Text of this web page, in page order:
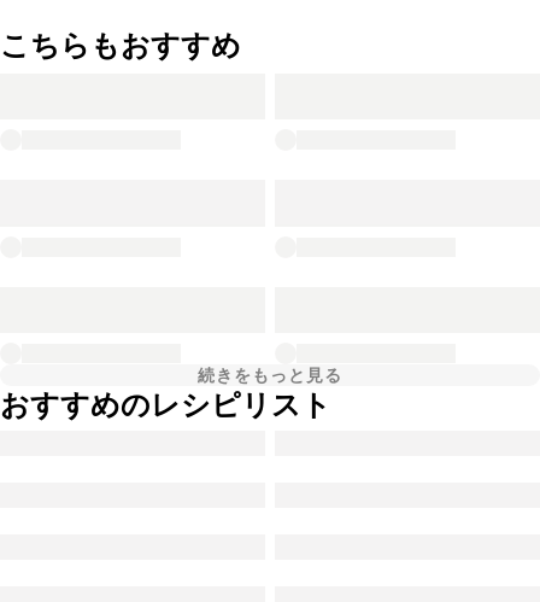
こちらもおすすめ
続きをもっと見る
おすすめのレシピリスト